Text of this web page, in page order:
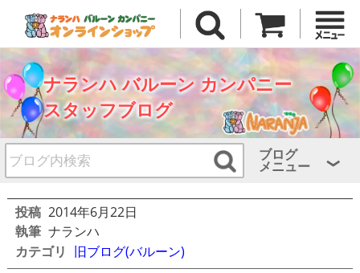
ナランハ バルーン カンパニー
スタッフブログ
ブログ
メニュー
投稿 2014年6月22日
執筆 ナランハ
カテゴリ 旧ブログ(バルーン)